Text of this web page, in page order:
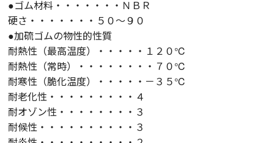
●ゴム材料・・・・・・・ＮＢＲ
硬さ・・・・・・・５０～９０
●加硫ゴムの物性的性質
耐熱性（最高温度）・・・・・１２０℃
耐熱性（常時）・・・・・・・・７０℃
耐寒性（脆化温度）・・・・・－３５℃
耐老化性・・・・・・・・・４
耐オゾン性・・・・・・・・３
耐候性・・・・・・・・・・３